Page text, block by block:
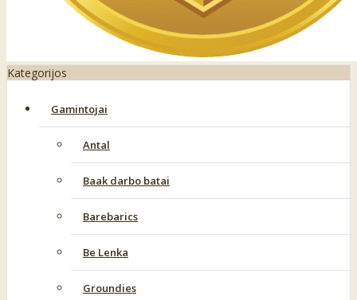
Kategorijos
Gamintojai
Antal
Baak darbo batai
Barebarics
Be Lenka
Groundies